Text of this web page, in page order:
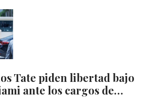
Tate piden libertad bajo
ante los cargos de…